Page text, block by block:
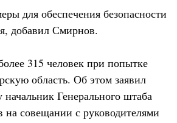
для обеспечения безопасности
добавил Смирнов.
315 человек при попытке
область. Об этом заявил
Генерального штаба
на совещании с руководителями